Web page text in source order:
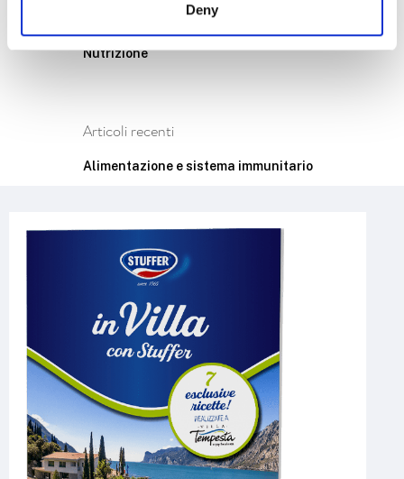
Deny
Nutrizione
Articoli recenti
Alimentazione e sistema immunitario
alternative
Farine alternative: ecco le meno